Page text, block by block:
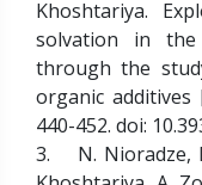
Khoshtariya.
solvation in
through the
organic additives
440-452. doi:
3. N. Nioradze,